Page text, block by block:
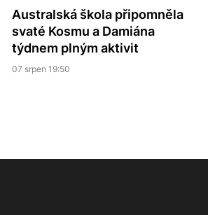
Australská škola připomněla
svaté Kosmu a Damiána
týdnem plným aktivit
07 srpen 19:50